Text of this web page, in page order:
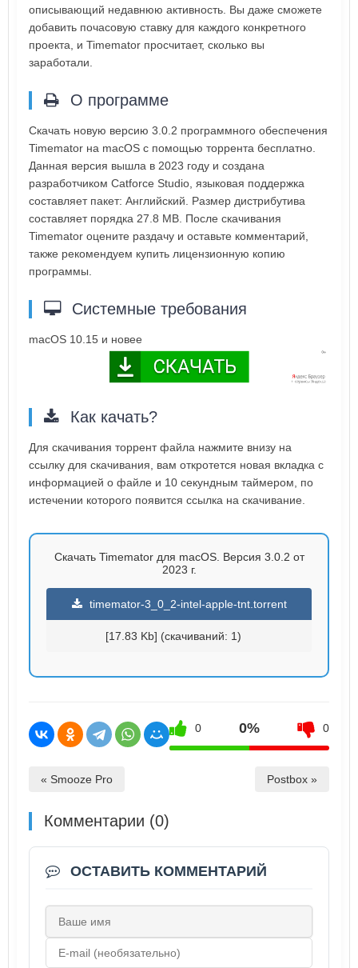
описывающий недавнюю активность. Вы даже сможете
добавить почасовую ставку для каждого конкретного
проекта, и Timemator просчитает, сколько вы
заработали.
О программе
Скачать новую версию 3.0.2 программного обеспечения
Timemator на macOS с помощью торрента бесплатно.
Данная версия вышла в 2023 году и создана
разработчиком Catforce Studio, языковая поддержка
составляет пакет: Английский. Размер дистрибутива
составляет порядка 27.8 MB. После скачивания
Timemator оцените раздачу и оставьте комментарий,
также рекомендуем купить лицензионную копию
программы.
Системные требования
macOS 10.15 и новее
Как качать?
Для скачивания торрент файла нажмите внизу на
ссылку для скачивания, вам откротется новая вкладка с
информацией о файле и 10 секундным таймером, по
истечении которого появится ссылка на скачивание.
Скачать Timemator для macOS. Версия 3.0.2 от
2023 г.
timemator-3_0_2-intel-apple-tnt.torrent
[17.83 Kb] (cкачиваний: 1)
0 0% 0
« Smooze Pro Postbox »
Комментарии (0)
ОСТАВИТЬ КОММЕНТАРИЙ